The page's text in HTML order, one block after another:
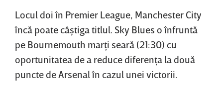
Locul doi în Premier League, Manchester City
încă poate câştiga titlul. Sky Blues o înfruntă
pe Bournemouth marţi seară (21:30) cu
oportunitatea de a reduce diferenţa la două
puncte de Arsenal în cazul unei victorii.